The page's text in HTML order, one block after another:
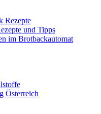
Rezepte
und Tipps
im Brotbackautomat
Österreich